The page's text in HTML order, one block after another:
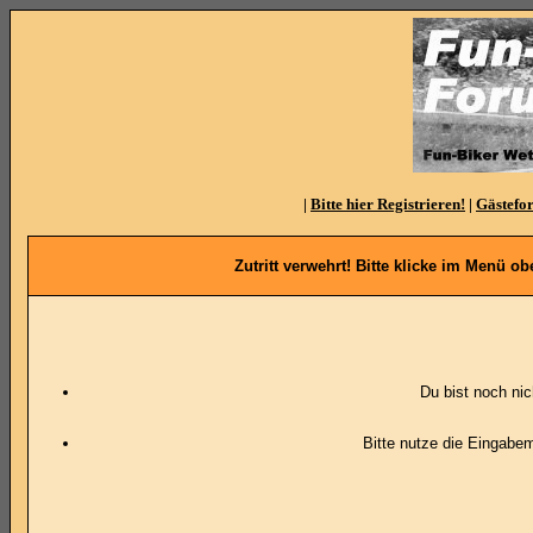
| Bitte hier Registrieren! |
Zutritt verwehrt! Bitte klicke im Menü
Du bist noch
Bitte nutze die